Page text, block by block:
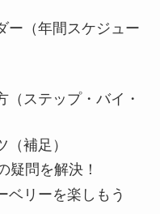
ー（年間スケジュー
（ステップ・バイ・
補足）
疑問を解決！
ベリーを楽しもう